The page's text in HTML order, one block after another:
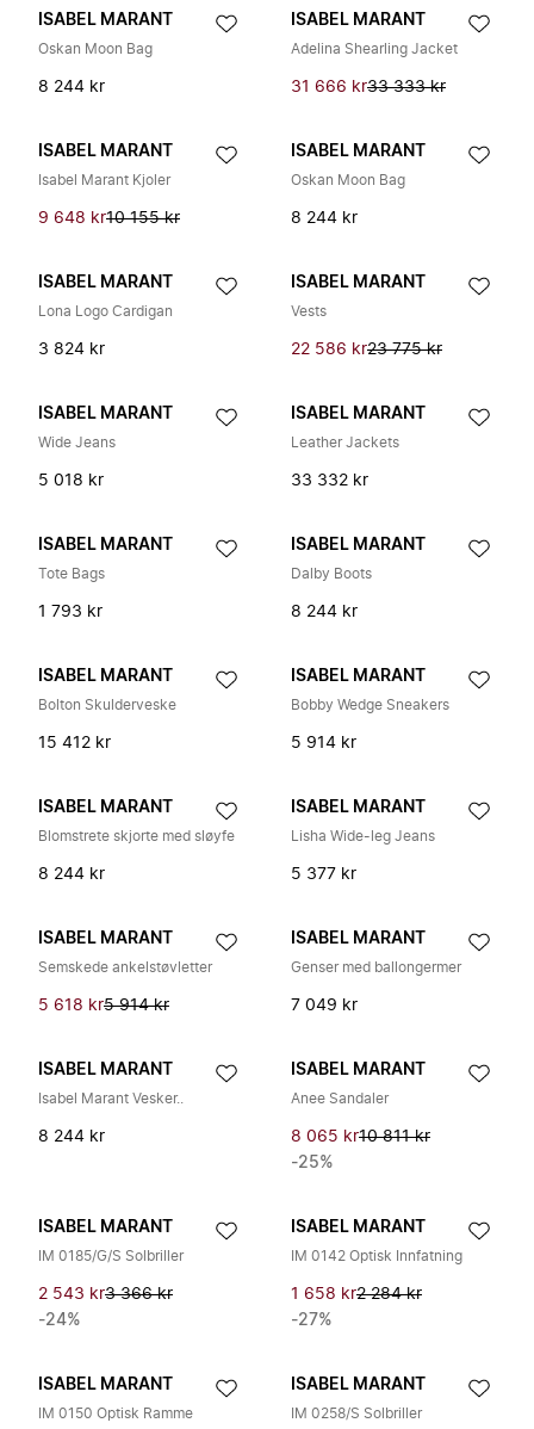
ISABEL MARANT
Oskan Moon Bag
8 244 kr
ISABEL MARANT
Adelina Shearling Jacket
31 666 kr33 333 kr
ISABEL MARANT
Isabel Marant Kjoler
9 648 kr10 155 kr
ISABEL MARANT
Oskan Moon Bag
8 244 kr
ISABEL MARANT
Lona Logo Cardigan
3 824 kr
ISABEL MARANT
Vests
22 586 kr23 775 kr
ISABEL MARANT
Wide Jeans
5 018 kr
ISABEL MARANT
Leather Jackets
33 332 kr
ISABEL MARANT
Tote Bags
1 793 kr
ISABEL MARANT
Dalby Boots
8 244 kr
ISABEL MARANT
Bolton Skulderveske
15 412 kr
ISABEL MARANT
Bobby Wedge Sneakers
5 914 kr
ISABEL MARANT
Blomstrete skjorte med sløyfe
8 244 kr
ISABEL MARANT
Lisha Wide-leg Jeans
5 377 kr
ISABEL MARANT
Semskede ankelstøvletter
5 618 kr5 914 kr
ISABEL MARANT
Genser med ballongermer
7 049 kr
ISABEL MARANT
Isabel Marant Vesker..
8 244 kr
ISABEL MARANT
Anee Sandaler
8 065 kr10 811 kr
-25%
ISABEL MARANT
IM 0185/G/S Solbriller
2 543 kr3 366 kr
-24%
ISABEL MARANT
IM 0142 Optisk Innfatning
1 658 kr2 284 kr
-27%
ISABEL MARANT
IM 0150 Optisk Ramme
ISABEL MARANT
IM 0258/S Solbriller